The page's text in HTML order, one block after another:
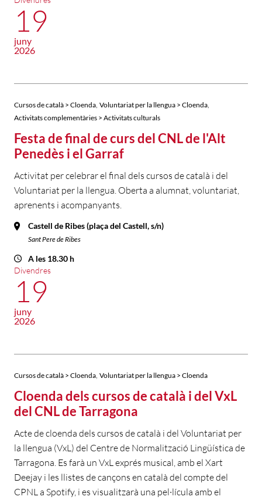
19
juny
2026
Cursos de català > Cloenda Voluntariat per la llengua > Cloenda
Activitats complementàries > Activitats culturals
Festa de final de curs del CNL de l'Alt
Penedès i el Garraf
Activitat per celebrar el final dels cursos de català i del
Voluntariat per la llengua. Oberta a alumnat, voluntariat,
aprenents i acompanyants.
Castell de Ribes (plaça del Castell, s/n)
Sant Pere de Ribes
A les 18.30 h
Divendres
19
juny
2026
Cursos de català > Cloenda Voluntariat per la llengua > Cloenda
Cloenda dels cursos de català i del VxL
del CNL de Tarragona
Acte de cloenda dels cursos de català i del Voluntariat per
la llengua (VxL) del Centre de Normalització Lingüística de
Tarragona. Es farà un VxL exprés musical, amb el Xart
Deejay i les llistes de cançons en català del compte del
CPNL a Spotify, i es visualitzarà una pel·lícula amb el